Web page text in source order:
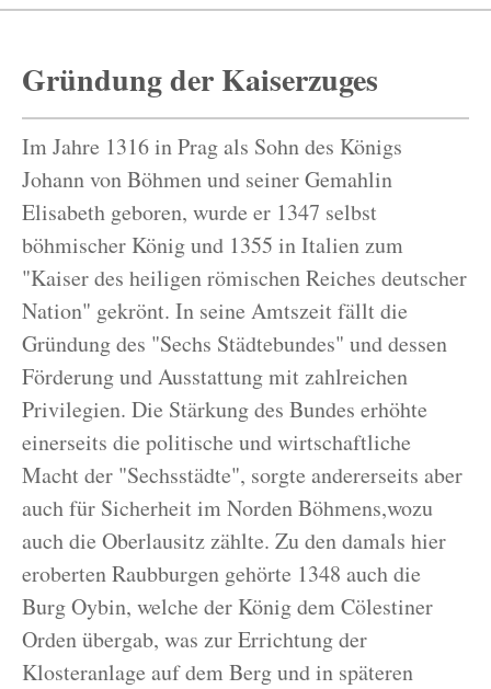
Gründung der Kaiserzuges
Im Jahre 1316 in Prag als Sohn des Königs
Johann von Böhmen und seiner Gemahlin
Elisabeth geboren, wurde er 1347 selbst
böhmischer König und 1355 in Italien zum
"Kaiser des heiligen römischen Reiches deutscher
Nation" gekrönt. In seine Amtszeit fällt die
Gründung des "Sechs Städtebundes" und dessen
Förderung und Ausstattung mit zahlreichen
Privilegien. Die Stärkung des Bundes erhöhte
einerseits die politische und wirtschaftliche
Macht der "Sechsstädte", sorgte andererseits aber
auch für Sicherheit im Norden Böhmens,wozu
auch die Oberlausitz zählte. Zu den damals hier
eroberten Raubburgen gehörte 1348 auch die
Burg Oybin, welche der König dem Cölestiner
Orden übergab, was zur Errichtung der
Klosteranlage auf dem Berg und in späteren